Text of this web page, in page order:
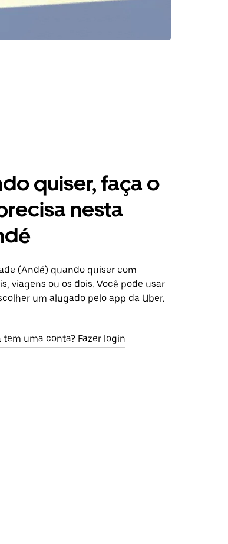
quiser, faça o
nesta
(Andé) quando quiser com
viagens ou os dois. Você pode usar
um alugado pelo app da Uber.
tem uma conta? Fazer login